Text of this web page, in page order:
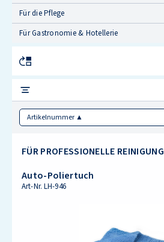
FÜR PROFESSIONELLE REINIGUNG
Auto-Poliertuch
Art-Nr.LH-946
Für die Pflege
Für Gastronomie & Hotellerie
Sorting